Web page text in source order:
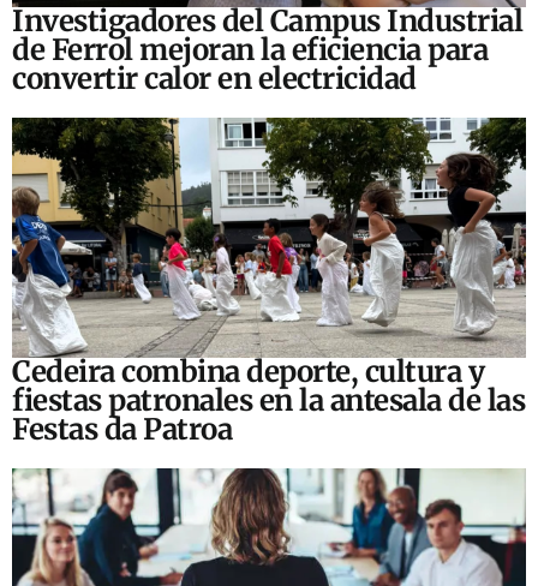
Investigadores del Campus Industrial
de Ferrol mejoran la eficiencia para
convertir calor en electricidad
Cedeira combina deporte, cultura y
fiestas patronales en la antesala de las
Festas da Patroa